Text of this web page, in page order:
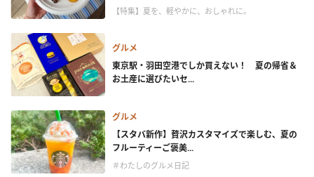
【特集】夏を、軽やかに、おしゃれに。
グルメ
東京駅・羽田空港でしか買えない！ 夏の帰省＆
お土産に選びたいセ...
グルメ
【スタバ新作】贅沢カスタマイズで楽しむ、夏の
フルーティーご褒美...
＃わたしのグルメ日記